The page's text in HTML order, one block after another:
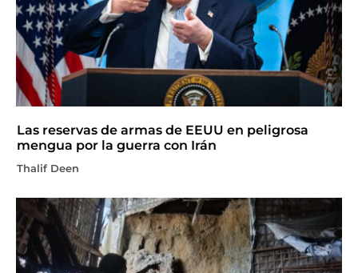
Las reservas de armas de EEUU en peligrosa
mengua por la guerra con Irán
Thalif Deen